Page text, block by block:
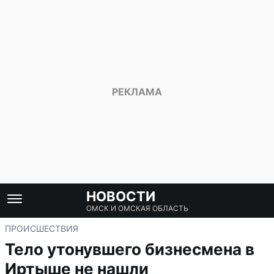
НОВОСТИ
ОМСК И ОМСКАЯ ОБЛАСТЬ
ПРОИСШЕСТВИЯ
Тело утонувшего бизнесмена в
Иртыше не нашли